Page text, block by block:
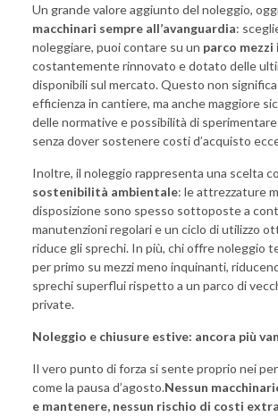
Un grande valore aggiunto del noleggio,
macchinari sempre all’avanguardia:
noleggiare, puoi contare su un parco
costantemente rinnovato e dotato delle
disponibili sul mercato. Questo non
efficienza in cantiere, ma anche maggiore
delle normative e possibilità di
senza dover sostenere costi d’acquisto
Inoltre, il noleggio rappresenta una scelta
sostenibilità ambientale: le attrezzature
disposizione sono spesso sottoposte a
manutenzioni regolari e un ciclo di utilizzo
riduce gli sprechi. In più, chi offre noleggio
per primo su mezzi meno inquinanti,
sprechi superflui rispetto a un parco di
private.
Noleggio e chiusure estive: ancora più
Il vero punto di forza si sente proprio nei
come la pausa d’agosto.Nessun
e mantenere, nessun rischio di costi